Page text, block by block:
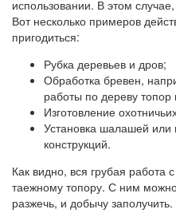
использовании. В этом
Вот несколько примеров
пригодиться:
Рубка деревьев и дров;
Обработка бревен,
работы по дереву топор
Изготовление
Установка шалашей или
конструкций.
Как видно, вся грубая работа
таежному топору. С ним
разжечь, и добычу заполучить.